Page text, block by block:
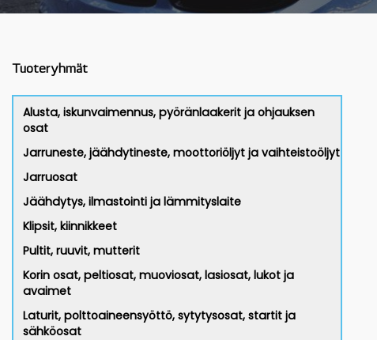
Tuoteryhmät
Alusta, iskunvaimennus, pyöränlaakerit ja ohjauksen
osat
Jarruneste, jäähdytineste, moottoriöljyt ja vaihteistoöljyt
Jarruosat
Jäähdytys, ilmastointi ja lämmityslaite
Klipsit, kiinnikkeet
Pultit, ruuvit, mutterit
Korin osat, peltiosat, muoviosat, lasiosat, lukot ja
avaimet
Laturit, polttoaineensyöttö, sytytysosat, startit ja
sähköosat